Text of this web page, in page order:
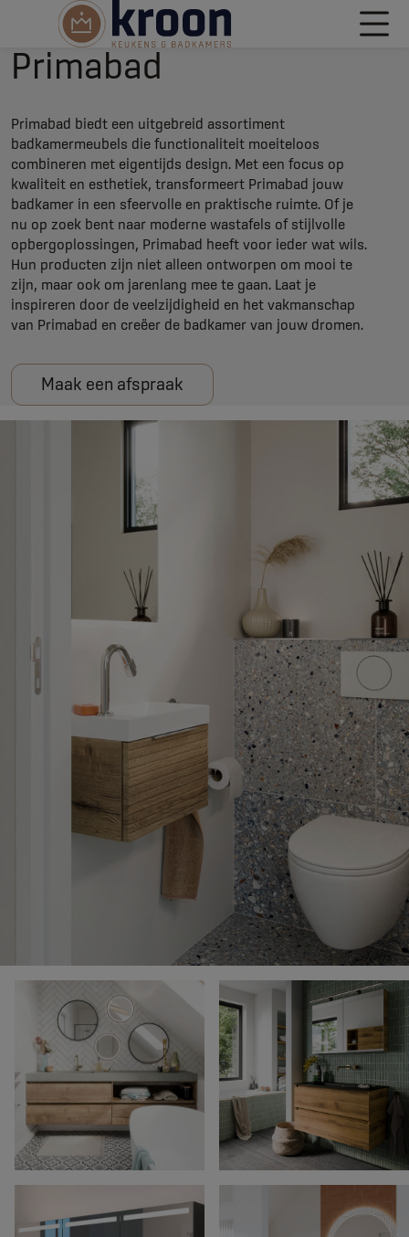
Primabad
Primabad biedt een uitgebreid assortiment
badkamermeubels die functionaliteit moeiteloos
combineren met eigentijds design. Met een focus op
kwaliteit en esthetiek, transformeert Primabad jouw
badkamer in een sfeervolle en praktische ruimte. Of je
nu op zoek bent naar moderne wastafels of stijlvolle
opbergoplossingen, Primabad heeft voor ieder wat wils.
Hun producten zijn niet alleen ontworpen om mooi te
zijn, maar ook om jarenlang mee te gaan. Laat je
inspireren door de veelzijdigheid en het vakmanschap
van Primabad en creëer de badkamer van jouw dromen.
Maak een afspraak